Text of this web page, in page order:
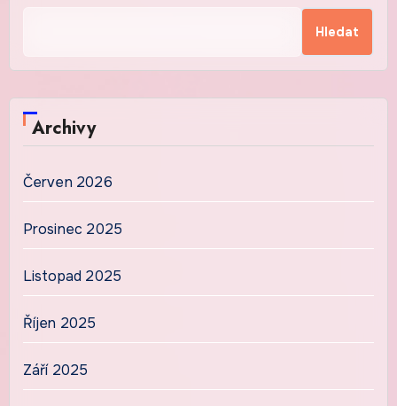
Hledat
Archivy
Červen 2026
Prosinec 2025
Listopad 2025
Říjen 2025
Září 2025